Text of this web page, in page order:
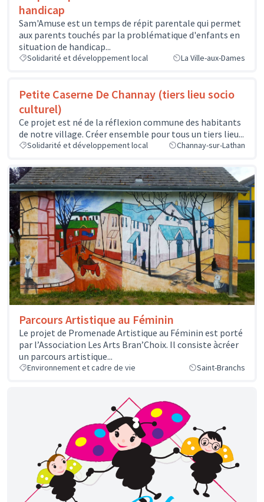
handicap
Sam'Amuse est un temps de répit parentale qui permet
aux parents touchés par la problématique d'enfants en
situation de handicap...
Solidarité et développement local La Ville-aux-Dames
Petite Caserne De Channay (tiers lieu socio
culturel)
Ce projet est né de la réflexion commune des habitants
de notre village. Créer ensemble pour tous un tiers lieu...
Solidarité et développement local Channay-sur-Lathan
Parcours Artistique au Féminin
Le projet de Promenade Artistique au Féminin est porté
par l’Association Les Arts Bran’Choix. Il consiste àcréer
un parcours artistique...
Environnement et cadre de vie Saint-Branchs